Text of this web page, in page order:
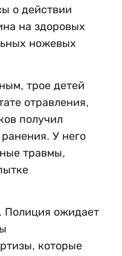
о действии
на здоровых
ножевых
трое детей
отравления,
получил
У него
травмы,
Полиция ожидает
которые